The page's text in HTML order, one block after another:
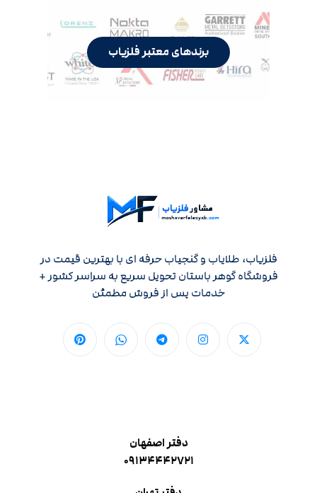
برندهای معتبر فلزیاب
فلزیاب، طلایاب و گنجیاب حرفه ای با بهترین قیمت در
فروشگاه گوهر باستان تحویل سریع به سراسر کشور +
خدمات پس از فروش مطمئن
دفتر اصفهان
۰۹۱۳۴۴۴۲۷۲۱